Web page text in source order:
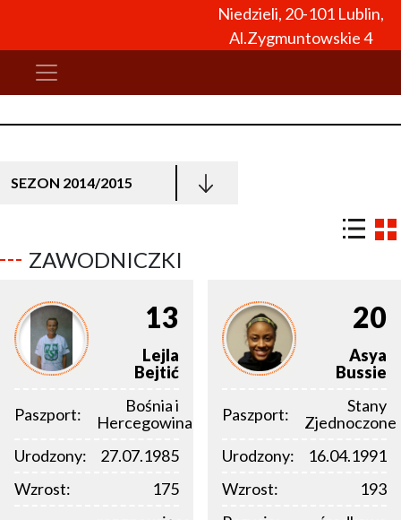
Niedzieli, 20-101 Lublin,
Al.Zygmuntowskie 4
SEZON 2014/2015
ZAWODNICZKI
13
Lejla
Bejtić
Paszport:
Bośnia i
Hercegowina
Urodzony:
27.07.1985
Wzrost:
175
20
Asya
Bussie
Paszport:
Stany
Zjednoczone
Urodzony:
16.04.1991
Wzrost:
193